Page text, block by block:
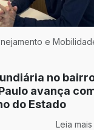
e
no
avança
do Estado
Leia